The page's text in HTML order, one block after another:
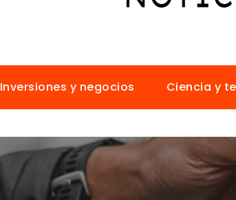
Inversiones y negocios Ciencia y